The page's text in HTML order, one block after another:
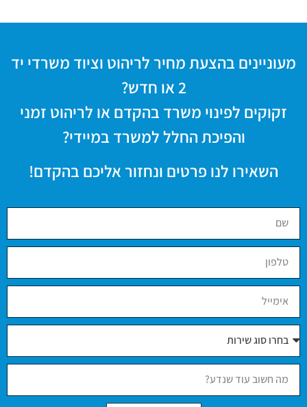
מעוניינים בהצעת מחיר לריהוט וציוד משרדי יד
2 או חדש?
זקוקים לפינוי משרד בהקדם או לריהוט זמני
והפיכת החלל למשרד במיידי?
השאירו לנו פרטים ונחזור אליכם בהקדם!